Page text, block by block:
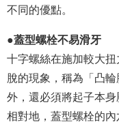
不同的優點。
●蓋型螺栓不易滑牙
十字螺絲在施加較大
脫的現象，稱為「凸
外，還必須將起子本身
相對地，蓋型螺栓的